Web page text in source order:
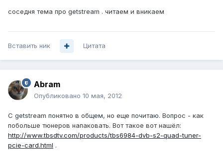
соседня тема про getstream . читаем и вникаем
Вставить ник Цитата
Abram
Опубликовано 10 мая, 2012
С getstream понятно в общем, но еще почитаю. Вопрос - как
побольше тюнеров напаковать. Вот такое вот нашёл:
http://www.tbsdtv.com/products/tbs6984-dvb-s2-quad-tuner-
pcie-card.html .